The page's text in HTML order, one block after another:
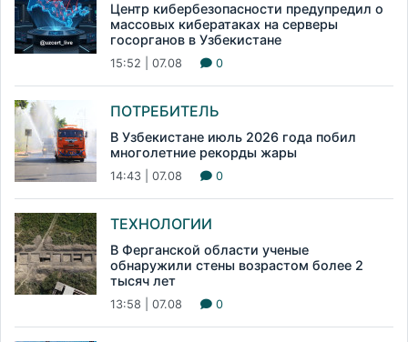
Центр кибербезопасности предупредил о
массовых кибератаках на серверы
госорганов в Узбекистане
15:52 | 07.08 0
ПОТРЕБИТЕЛЬ
В Узбекистане июль 2026 года побил
многолетние рекорды жары
14:43 | 07.08 0
ТЕХНОЛОГИИ
В Ферганской области ученые
обнаружили стены возрастом более 2
тысяч лет
13:58 | 07.08 0